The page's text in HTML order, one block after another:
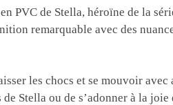
PVC de Stella, héroïne de la
remarquable avec des
les chocs et se mouvoir
Stella ou de s’adonner à la